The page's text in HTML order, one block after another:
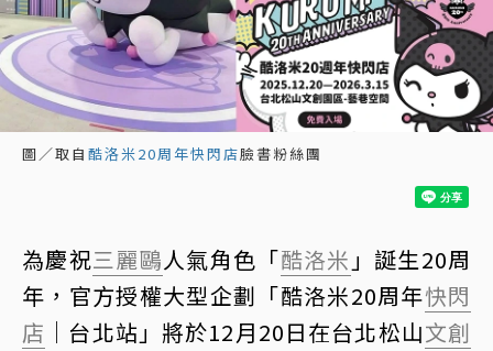
圖／取自 酷洛米20周年快閃店臉書粉絲團
為慶祝三麗鷗人氣角色「酷洛米 」誕生20周
年，官方授權大型企劃「酷洛米20周年快閃
店 ｜台北站」將於12月20日在台北松山文創